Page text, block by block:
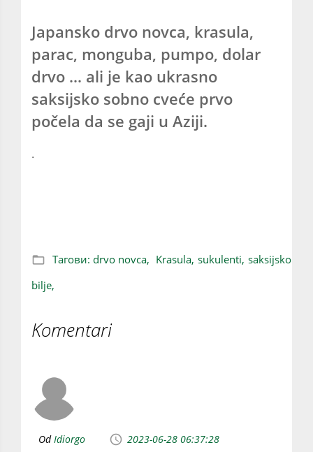
Japansko drvo novca, krasula,
parac, monguba, pumpo, dolar
drvo ... ali je kao ukrasno
saksijsko sobno cveće prvo
počela da se gaji u Aziji.
.
Тагови: drvo novca, Krasula, sukulenti, saksijsko
bilje,
Komentari
OdIdiorgo 2023-06-28 06:37:28